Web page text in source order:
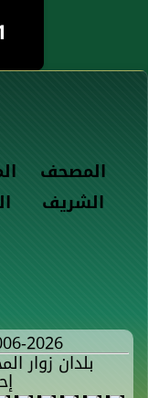
المصحف
الشريف
2026
بلدان زوار